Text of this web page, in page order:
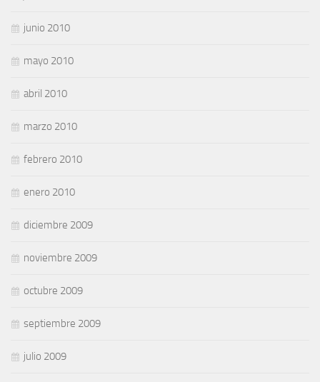
junio 2010
mayo 2010
abril 2010
marzo 2010
febrero 2010
enero 2010
diciembre 2009
noviembre 2009
octubre 2009
septiembre 2009
julio 2009